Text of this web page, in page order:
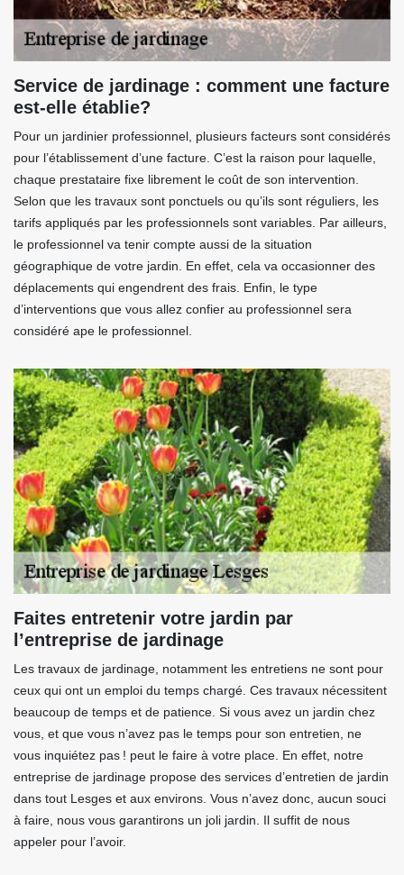
Service de jardinage : comment une facture
est-elle établie?
Pour un jardinier professionnel, plusieurs facteurs sont considérés
pour l’établissement d’une facture. C’est la raison pour laquelle,
chaque prestataire fixe librement le coût de son intervention.
Selon que les travaux sont ponctuels ou qu’ils sont réguliers, les
tarifs appliqués par les professionnels sont variables. Par ailleurs,
le professionnel va tenir compte aussi de la situation
géographique de votre jardin. En effet, cela va occasionner des
déplacements qui engendrent des frais. Enfin, le type
d’interventions que vous allez confier au professionnel sera
considéré ape le professionnel.
Faites entretenir votre jardin par
l’entreprise de jardinage
Les travaux de jardinage, notamment les entretiens ne sont pour
ceux qui ont un emploi du temps chargé. Ces travaux nécessitent
beaucoup de temps et de patience. Si vous avez un jardin chez
vous, et que vous n’avez pas le temps pour son entretien, ne
vous inquiétez pas ! peut le faire à votre place. En effet, notre
entreprise de jardinage propose des services d’entretien de jardin
dans tout Lesges et aux environs. Vous n’avez donc, aucun souci
à faire, nous vous garantirons un joli jardin. Il suffit de nous
appeler pour l’avoir.